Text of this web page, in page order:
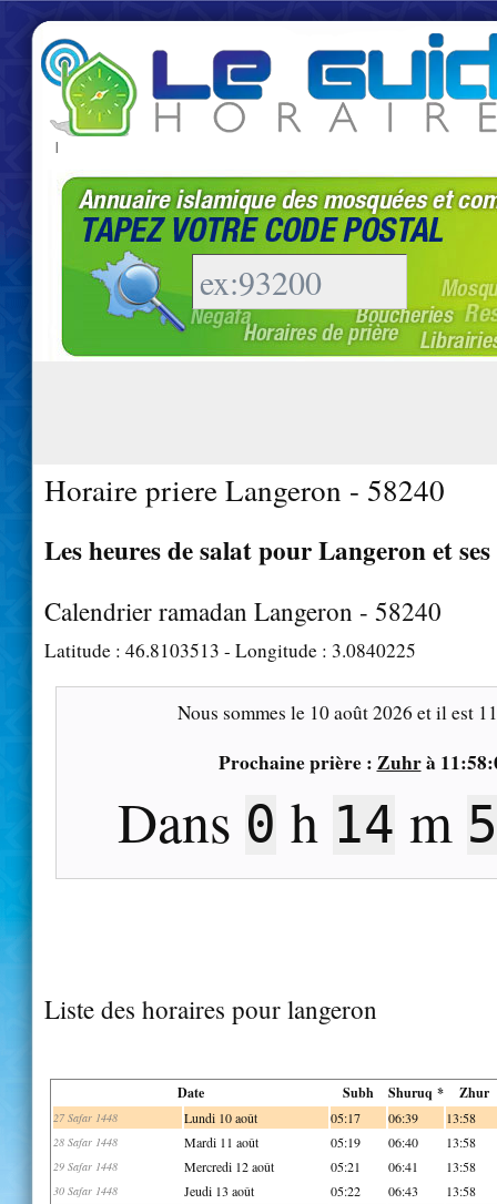
|
Horaire priere Langeron - 58240
Les heures de salat pour Langeron et
Calendrier ramadan Langeron - 58240
Latitude : 46.8103513 - Longitude : 3.0840225
Nous sommes le 10 août 2026 et il est
Prochaine prière : Zuhrà
Dans 0 h 14 m
Liste des horaires pour langeron
Date Subh Shuruq * Zhur
27 Safar 1448 Lundi 10 août 05:17 06:39 13:58
28 Safar 1448 Mardi 11 août 05:19 06:40 13:58
29 Safar 1448 Mercredi 12 août 05:21 06:41 13:58
30 Safar 1448 Jeudi 13 août 05:22 06:43 13:58